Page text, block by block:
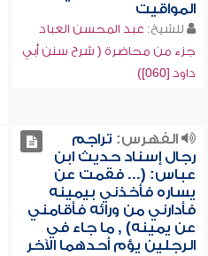
المواقيت
للشيخ: عبد المحسن العباد
جزء من محاضرة ( شرح سنن أبي
داود [060])
الفهرس: تراجم
رجال إسناد حديث ابن
عباس: (... فقمت عن
يساره فأخذني بيمينه
فأدارني من ورائه فأقامني
عن يمينه) , ما جاء في
الرجلين يؤم أحدهما الآخر